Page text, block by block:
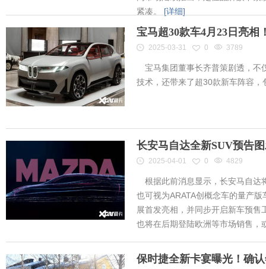
紧凑。 [详细]
宝马超30款车4月23日亮
2025-03-31 0 3789
宝马集团董事长齐普策剧透，不
技术，还带来了超30款新车阵容
长安马自达全新SUV预告
2025-04-01 0 4829
根据此前消息显示，长安马自达
也可视为ARATA创概念车的量产
展首发亮相，并同步开启新车预售
也将在后期登陆欧洲等市场销售，
保时捷全新卡宴曝光！确